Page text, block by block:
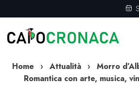
Home › Attualità ›
Morro
Romantica con arte, musica,